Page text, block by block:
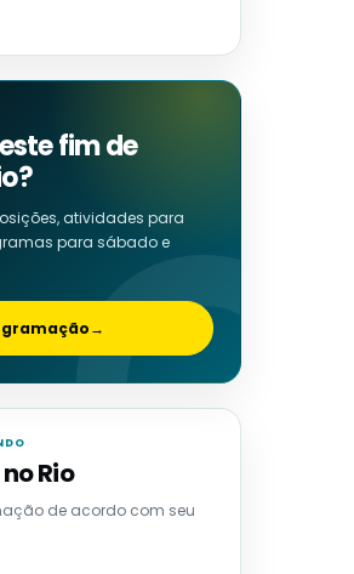
fim de
atividades para
para sábado e
→
Rio
de acordo com seu